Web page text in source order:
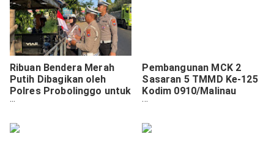
Ribuan Bendera Merah
Putih Dibagikan oleh
Polres Probolinggo untuk
Warga, Bangkitkan
RI ke - 80
Pembangunan MCK 2
Sasaran 5 TMMD Ke-125
Kodim 0910/Malinau
Rampung 100%.